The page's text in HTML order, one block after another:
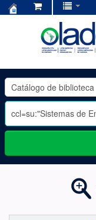
OLADE
-